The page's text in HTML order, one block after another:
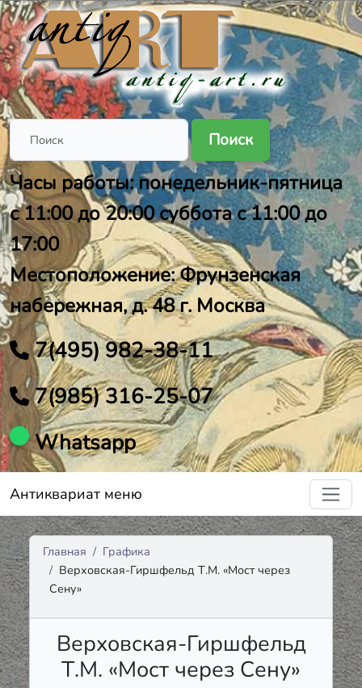
Поиск
Часы работы: понедельник-пятница
с 11:00 до 20:00 суббота с 11:00 до
17:00
Местоположение: Фрунзенская
набережная, д. 48 г. Москва
7(495) 982-38-11
7(985) 316-25-07
Whatsapp
Антиквариат меню
Главная
Графика
Верховская-Гиршфельд Т.М. «Мост через
Сену»
Верховская-Гиршфельд
Т.М. «Мост через Сену»